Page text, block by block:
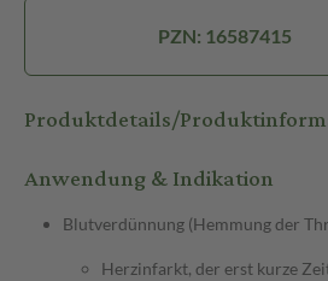
PZN: 16587415
Produktdetails/
Anwendung & Indikation
Blutverdünnung (Hemmung der
Herzinfarkt, der erst kurze